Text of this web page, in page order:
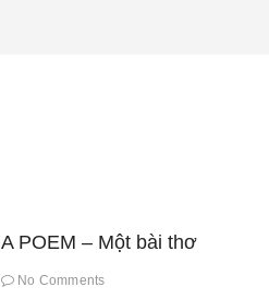
nhân trong
thời đại AI
A POEM – Một bài thơ
No Comments